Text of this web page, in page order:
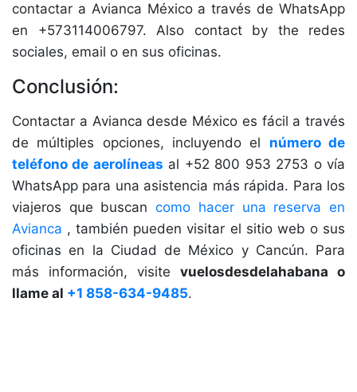
contactar a Avianca México a través de WhatsApp
en +573114006797. Also contact by the redes
sociales, email o en sus oficinas.
Conclusión:
Contactar a Avianca desde México es fácil a través
de múltiples opciones, incluyendo el número de
teléfono de aerolíneas al +52 800 953 2753 o vía
WhatsApp para una asistencia más rápida. Para los
viajeros que buscancomo hacer una reserva en
Avianca , también pueden visitar el sitio web o sus
oficinas en la Ciudad de México y Cancún. Para
más información, visite vuelosdesdelahabana o
llame al +1 858-634-9485.